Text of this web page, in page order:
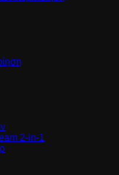
2-in-1